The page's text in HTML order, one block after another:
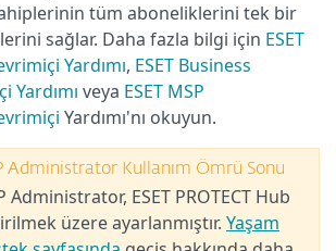
tüm aboneliklerini tek bir
sağlar. Daha fazla bilgi için ESET
Yardımı, ESET Business
Yardımı veya ESET MSP
Yardımı'nı okuyun.
Administrator Kullanım Ömrü Sonu
Administrator, ESET PROTECT Hub
üzere ayarlanmıştır. Yaşam